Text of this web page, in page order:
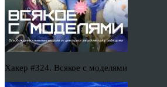
Хакер #324. Всякое с моделями